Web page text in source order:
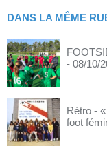
DANS LA MÊME
- 08/10/
Rétro -
foot